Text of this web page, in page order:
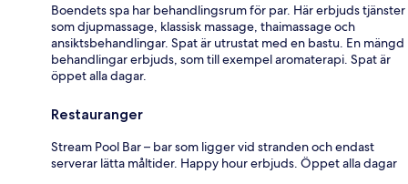
Boendets spa har behandlingsrum för par. Här erbjuds tjänster
som djupmassage, klassisk massage, thaimassage och
ansiktsbehandlingar. Spat är utrustat med en bastu. En mängd
behandlingar erbjuds, som till exempel aromaterapi. Spat är
öppet alla dagar.
Restauranger
Stream Pool Bar – bar som ligger vid stranden och endast
serverar lätta måltider. Happy hour erbjuds. Öppet alla dagar